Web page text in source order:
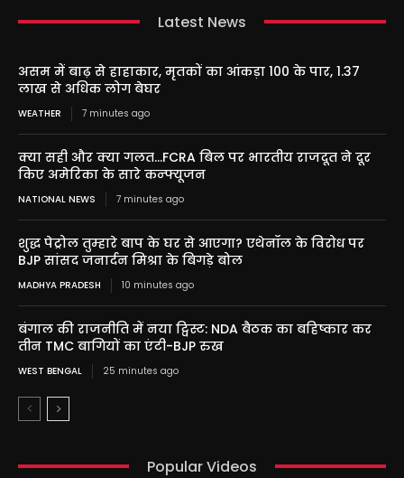
Latest News
असम में बाढ़ से हाहाकार, मृतकों का आंकड़ा 100 के पार, 1.37
लाख से अधिक लोग बेघर
WEATHER 7 minutes ago
क्या सही और क्या गलत…FCRA बिल पर भारतीय राजदूत ने दूर
किए अमेरिका के सारे कन्फ्यूजन
NATIONAL NEWS 7 minutes ago
शुद्ध पेट्रोल तुम्हारे बाप के घर से आएगा? एथेनॉल के विरोध पर
BJP सांसद जनार्दन मिश्रा के बिगड़े बोल
MADHYA PRADESH 10 minutes ago
बंगाल की राजनीति में नया ट्विस्ट: NDA बैठक का बहिष्कार कर
तीन TMC बागियों का एंटी-BJP रुख
WEST BENGAL 25 minutes ago
Popular Videos